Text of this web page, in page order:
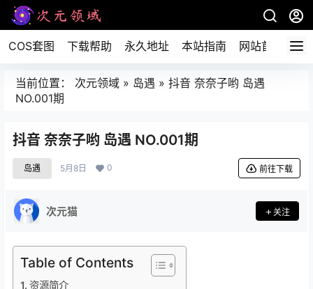
COS套图 下载帮助 永久地址 本站指南 网站首页
当前位置： 次元领域 » 岛遇 » 抖音 奈奈子哟 岛遇
NO.001期
抖音 奈奈子哟 岛遇 NO.001期
岛遇 5月8日 0 前往下载
次元猫 关注
Table of Contents
资源简介